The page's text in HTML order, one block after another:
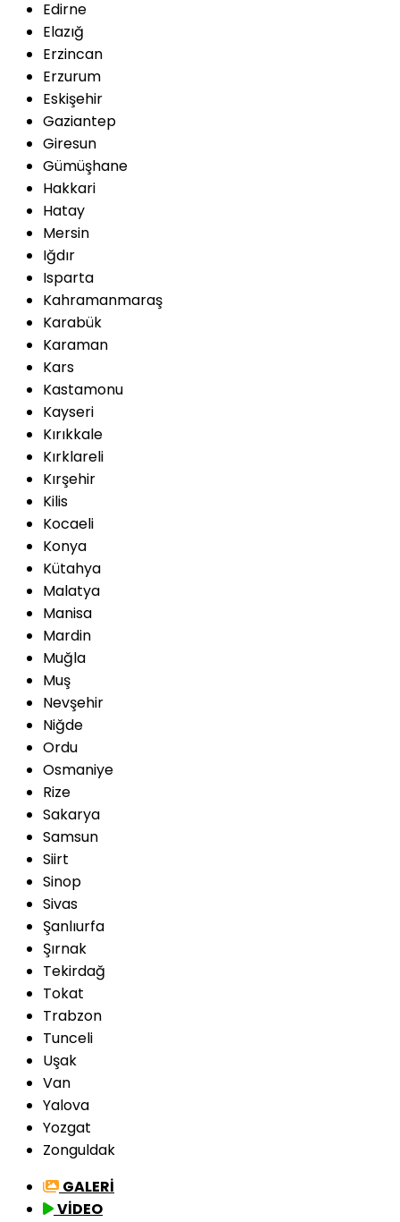
Edirne
Elazığ
Erzincan
Erzurum
Eskişehir
Gaziantep
Giresun
Gümüşhane
Hakkari
Hatay
Mersin
Iğdır
Isparta
Kahramanmaraş
Karabük
Karaman
Kars
Kastamonu
Kayseri
Kırıkkale
Kırklareli
Kırşehir
Kilis
Kocaeli
Konya
Kütahya
Malatya
Manisa
Mardin
Muğla
Muş
Nevşehir
Niğde
Ordu
Osmaniye
Rize
Sakarya
Samsun
Siirt
Sinop
Sivas
Şanlıurfa
Şırnak
Tekirdağ
Tokat
Trabzon
Tunceli
Uşak
Van
Yalova
Yozgat
Zonguldak
GALERİ
VİDEO